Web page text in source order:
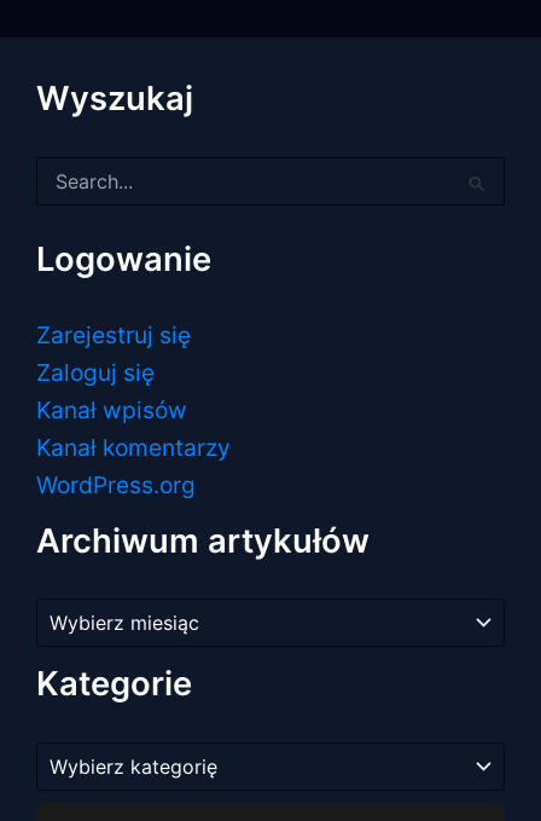
Wyszukaj
dla:
Logowanie
Zarejestruj się
Zaloguj się
Kanał wpisów
Kanał komentarzy
WordPress.org
Archiwum artykułów
artykułów
Kategorie